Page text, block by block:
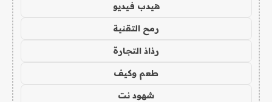
هيدب فيديو
رمح التقنية
رذاذ التجارة
طعم وكيف
شهود نت